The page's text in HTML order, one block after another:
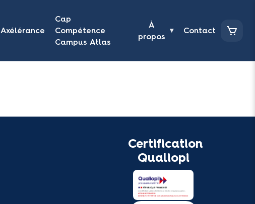
Axélérance
Cap
Compétence
Campus Atlas
À
propos
▾ Contact
Certification
Qualiopi